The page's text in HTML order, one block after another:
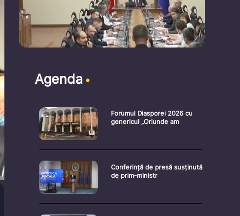
Agenda
Forumul Diasporei 2026 cu
genericul „Oriunde am
Conferință de presă susținută
de prim-ministr